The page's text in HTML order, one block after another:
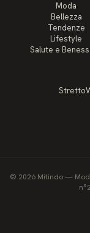
Moda
Bellezza
Tendenze
Lifestyle
Salute e
© 2026 Mitindo—